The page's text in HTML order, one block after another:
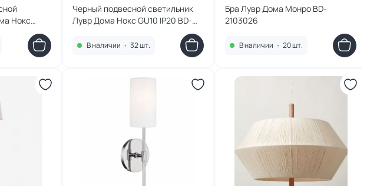
Нокс
Черный подвесной светильник
Лувр Дома Нокс GU10 IP20 BD-
В наличии • 32 шт.
Бра Лувр Дома Монро BD-
2103026
В наличии • 20 шт.